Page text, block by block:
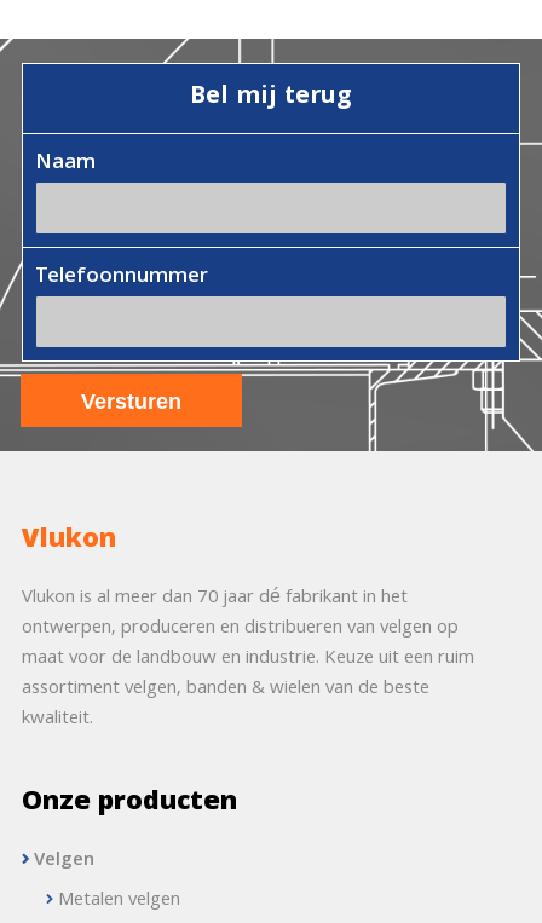
Bel mij terug
Naam
Telefoonnummer
Vlukon
Vlukon is al meer dan 70 jaar dé fabrikant in het
ontwerpen, produceren en distribueren van velgen op
maat voor de landbouw en industrie. Keuze uit een ruim
assortiment velgen, banden & wielen van de beste
kwaliteit.
Onze producten
Velgen
Metalen velgen